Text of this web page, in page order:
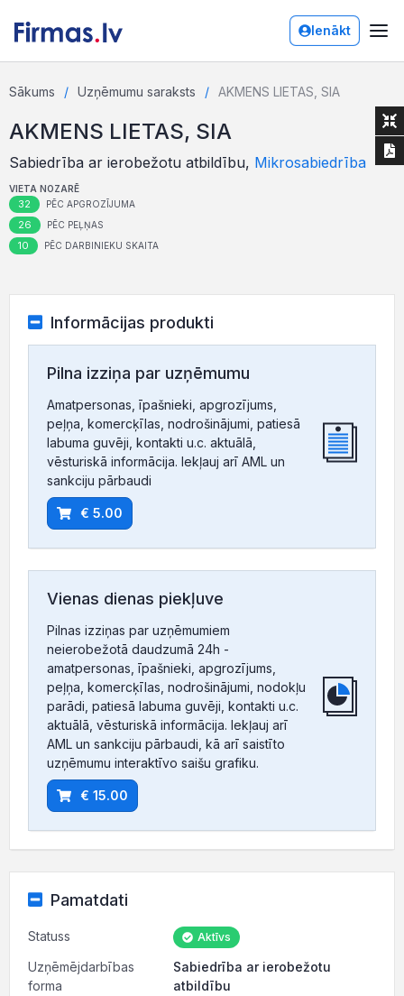
Ienākt
Sākums Uzņēmumu saraksts AKMENS LIETAS, SIA
AKMENS LIETAS, SIA
Sabiedrība ar ierobežotu atbildību, Mikrosabiedrība
VIETA NOZARĒ
32 PĒC APGROZĪJUMA
26 PĒC PEĻŅAS
10 PĒC DARBINIEKU SKAITA
Informācijas produkti
Pilna izziņa par uzņēmumu
Amatpersonas, īpašnieki, apgrozījums,
peļņa, komercķīlas, nodrošinājumi, patiesā
labuma guvēji, kontakti u.c. aktuālā,
vēsturiskā informācija. Iekļauj arī AML un
sankciju pārbaudi
€ 5.00
Vienas dienas piekļuve
Pilnas izziņas par uzņēmumiem
neierobežotā daudzumā 24h -
amatpersonas, īpašnieki, apgrozījums,
peļņa, komercķīlas, nodrošinājumi, nodokļu
parādi, patiesā labuma guvēji, kontakti u.c.
aktuālā, vēsturiskā informācija. Iekļauj arī
AML un sankciju pārbaudi, kā arī saistīto
uzņēmumu interaktīvo saišu grafiku.
€ 15.00
Pamatdati
Statuss Aktīvs
Uzņēmējdarbības
forma
Sabiedrība ar ierobežotu
atbildību